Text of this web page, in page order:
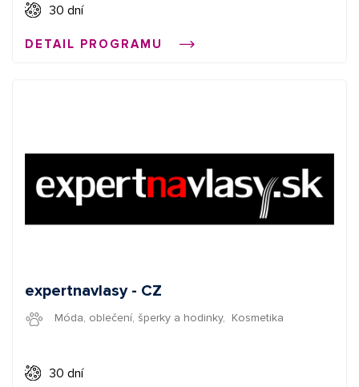
provize 3 € ✅ bannery Začněte vydělávat propagací e-
konverze a provedeme Vás affiliate světem. Pokud
30 dní
DETAIL PROGRAMU
expertnavlasy - CZ
Móda, oblečení, šperky a hodinky, Kosmetika
30 dní